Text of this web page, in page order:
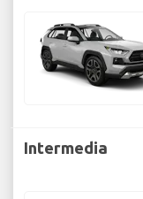
Intermedia